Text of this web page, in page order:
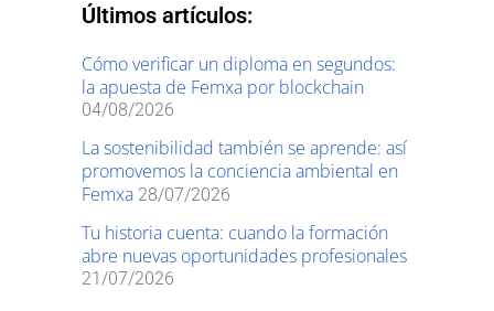
Últimos artículos:
Cómo verificar un diploma en segundos:
la apuesta de Femxa por blockchain
04/08/2026
La sostenibilidad también se aprende: así
promovemos la conciencia ambiental en
Femxa 28/07/2026
Tu historia cuenta: cuando la formación
abre nuevas oportunidades profesionales
21/07/2026